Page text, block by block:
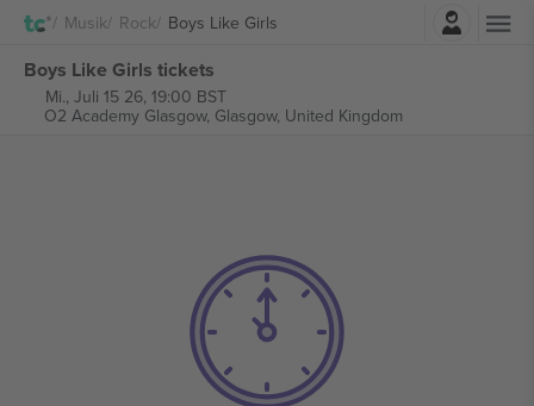
Musik Rock Boys Like Girls
Boys Like Girls tickets
Mi., Juli 15 26, 19:00 BST
O2 Academy Glasgow, Glasgow, United Kingdom